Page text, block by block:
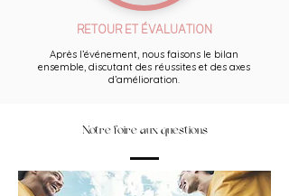
RETOUR ET ÉVALUATION
Après l’événement, nous faisons le bilan
ensemble, discutant des réussites et des axes
d’amélioration.
Notre foire aux questions